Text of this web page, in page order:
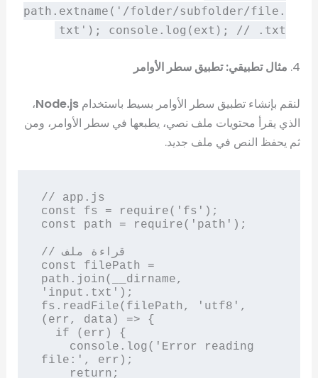
path.extname('/folder/subfolder/file.
txt'); console.log(ext); // .txt
4. مثال تطبيقي: تطبيق سطر الأوامر
لنقم بإنشاء تطبيق سطر الأوامر بسيط باستخدامNode.js،
الذي يقرأ محتويات ملف نصي، يطبعها في سطر الأوامر، ومن
ثم يحفظ النص في ملف جديد.
// app.js
const fs = require('fs');
const path = require('path');
// قراءة ملف
const filePath =
path.join(__dirname,
'input.txt');
fs.readFile(filePath, 'utf8',
(err, data) => {
file:', err);